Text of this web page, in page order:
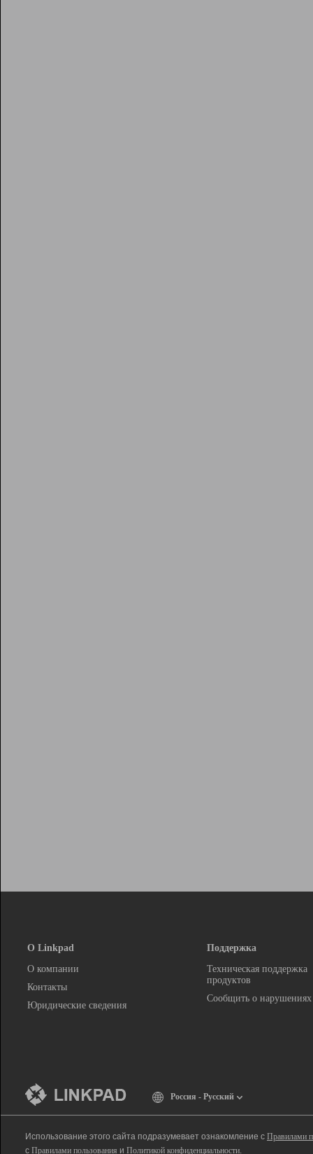
О Linkpad
О компании
Контакты
Юридические сведения
Поддержка
Техническая поддержка
продуктов
Сообщить о нарушениях
Россия - Русский
Использование этого сайта подразумевает ознакомление с Правилами
с Правилами пользования и Политикой конфиденциальности.